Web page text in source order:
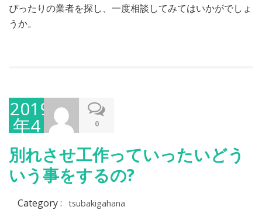
ぴったりの業者を探し、一度相談してみてはいかがでしょ
うか。
2019
年4
月
25
日
0
別れさせ工作っていったいどう
いう事をするの?
Category : tsubakigahana